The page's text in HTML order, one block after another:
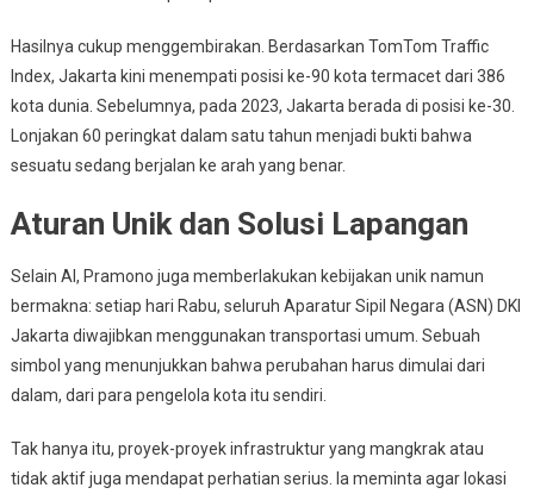
Hasilnya cukup menggembirakan. Berdasarkan TomTom Traffic
Index, Jakarta kini menempati posisi ke-90 kota termacet dari 386
kota dunia. Sebelumnya, pada 2023, Jakarta berada di posisi ke-30.
Lonjakan 60 peringkat dalam satu tahun menjadi bukti bahwa
sesuatu sedang berjalan ke arah yang benar.
Aturan Unik dan Solusi Lapangan
Selain AI, Pramono juga memberlakukan kebijakan unik namun
bermakna: setiap hari Rabu, seluruh Aparatur Sipil Negara (ASN) DKI
Jakarta diwajibkan menggunakan transportasi umum. Sebuah
simbol yang menunjukkan bahwa perubahan harus dimulai dari
dalam, dari para pengelola kota itu sendiri.
Tak hanya itu, proyek-proyek infrastruktur yang mangkrak atau
tidak aktif juga mendapat perhatian serius. Ia meminta agar lokasi